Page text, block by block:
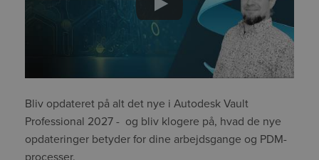
Bliv opdateret på alt det nye i Autodesk Vault
Professional 2027 - og bliv klogere på, hvad de nye
opdateringer betyder for dine arbejdsgange og PDM-